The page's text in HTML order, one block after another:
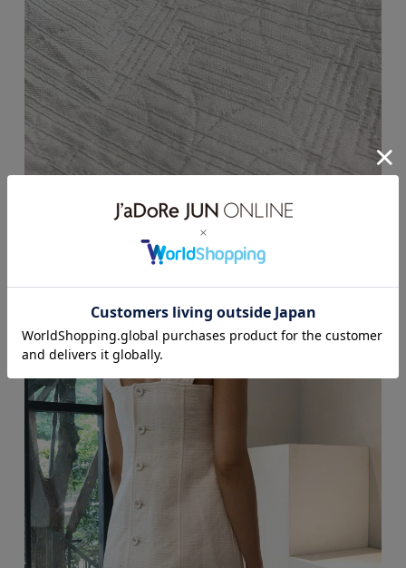
鉄格子からインスパイアされた幾何学柄を
マトラッセで表現したテキスタイル。